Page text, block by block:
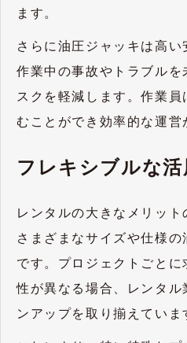
ます。
さらに油圧ジャッキは高
作業中の事故やトラブルを
スクを軽減します。作業員
むことができ効率的な運営
フレキシブルな
レンタルの大きなメリッ
さまざまなサイズや仕様
です。プロジェクトごと
性が異なる場合、レンタル
ンアップを取り揃えていま